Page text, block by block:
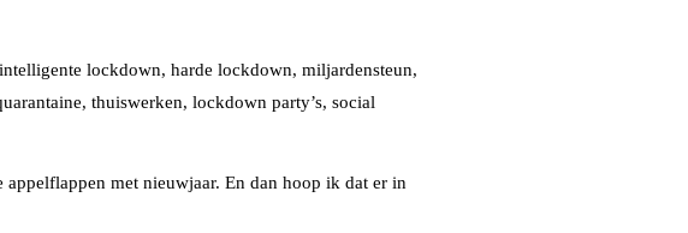
lockdown, harde lockdown, miljardensteun,
thuiswerken, lockdown party’s, social
met nieuwjaar. En dan hoop ik dat er in